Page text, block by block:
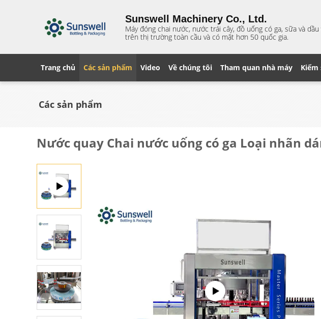
Sunswell Machinery Co., Ltd.
Máy đóng chai nước, nước trái cây, đồ uống có ga, sữa và
trên thị trường toàn cầu và có mặt hơn 50 quốc gia.
Trang chủ Các sản phẩm Video Về chúng tôi Tham quan nhà máy
Các sản phẩm
Nước quay Chai nước uống có ga Loại nhãn